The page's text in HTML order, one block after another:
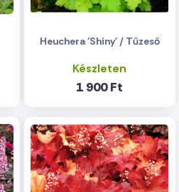
Heuchera 'Shiny' / Tűzeső
Készleten
1 900 Ft